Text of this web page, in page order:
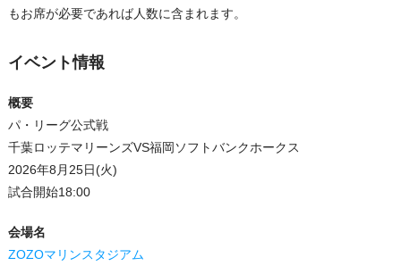
もお席が必要であれば人数に含まれます。
イベント情報
概要
パ・リーグ公式戦
千葉ロッテマリーンズVS福岡ソフトバンクホークス
2026年8月25日(火)
試合開始18:00
会場名
ZOZOマリンスタジアム